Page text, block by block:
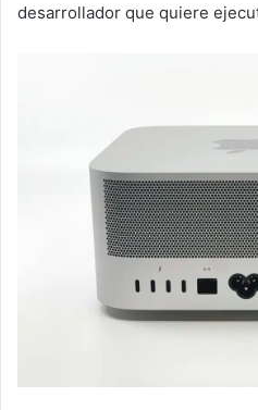
desarrollador que quiere